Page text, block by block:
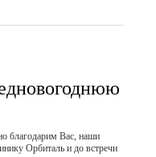
благодарим Вас, наши
Орбиталь и до встречи